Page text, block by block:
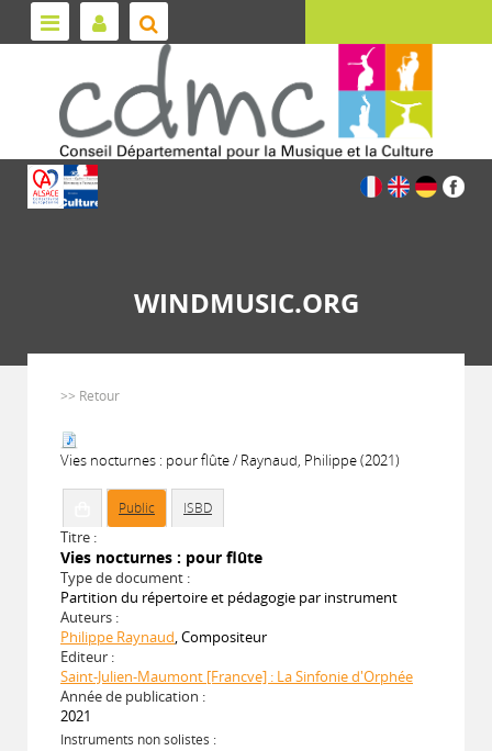
WINDMUSIC.ORG
>> Retour
Vies nocturnes : pour flûte / Raynaud, Philippe (2021)
Public ISBD
Titre :
Vies nocturnes : pour flûte
Type de document :
Partition du répertoire et pédagogie par instrument
Auteurs :
Philippe Raynaud, Compositeur
Editeur :
Saint-Julien-Maumont [Francve] : La Sinfonie d'Orphée
Année de publication :
2021
Instruments non solistes :